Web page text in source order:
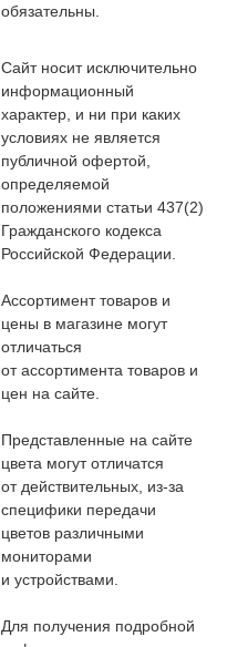
обязательны.
Сайт носит исключительно
информационный
характер, и ни при каких
условиях не является
публичной офертой,
определяемой
положениями статьи 437(2)
Гражданского кодекса
Российской Федерации.
Ассортимент товаров и
цены в магазине могут
отличаться
от ассортимента товаров и
цен на сайте.
Представленные на сайте
цвета могут отличатся
от действительных, из-за
специфики передачи
цветов различными
мониторами
и устройствами.
Для получения подробной